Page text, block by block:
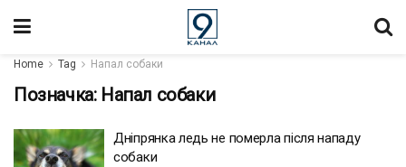
Home Tag Напал собаки
Позначка: Напал собаки
Дніпрянка ледь не померла після нападу
собаки